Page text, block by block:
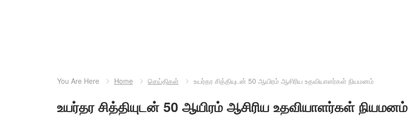
You Are Here Home செய்திகள் உயர்தர சித்தியுடன் 50 ஆயிரம் ஆசிரிய உதவியாளர்கள் நியமனம்
உயர்தர சித்தியுடன் 50 ஆயிரம் ஆசிரிய உதவியாளர்கள் நியமனம்